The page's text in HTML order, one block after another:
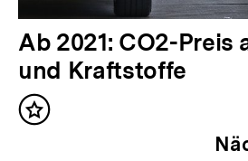
V
o
r
h
Ab 2021: CO2-Preis
und Kraftstoffe
Inhalt